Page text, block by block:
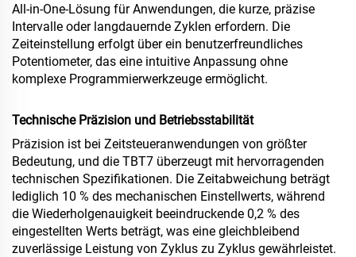
All-in-One-Lösung für Anwendungen, die kurze, präzise
Intervalle oder langdauernde Zyklen erfordern. Die
Zeiteinstellung erfolgt über ein benutzerfreundliches
Potentiometer, das eine intuitive Anpassung ohne
komplexe Programmierwerkzeuge ermöglicht.
Technische Präzision und Betriebsstabilität
Präzision ist bei Zeitsteueranwendungen von größter
Bedeutung, und die TBT7 überzeugt mit hervorragenden
technischen Spezifikationen. Die Zeitabweichung beträgt
lediglich 10 % des mechanischen Einstellwerts, während
die Wiederholgenauigkeit beeindruckende 0,2 % des
eingestellten Werts beträgt, was eine gleichbleibend
zuverlässige Leistung von Zyklus zu Zyklus gewährleistet.